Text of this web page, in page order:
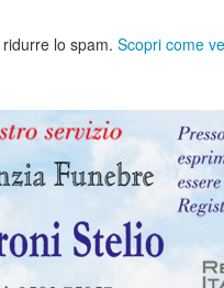
lo spam. Scopri come